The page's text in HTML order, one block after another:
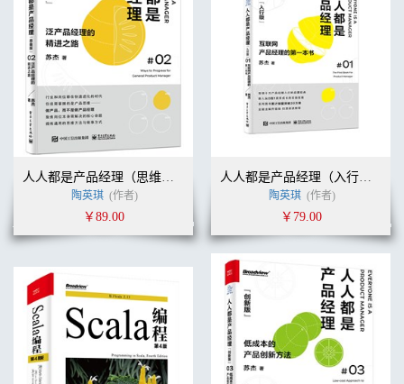
人人都是产品经理（思维版）：泛产品经理的精进之路
陶英琪 (作者)
￥89.00
人人都是产品经理（入行版）：互联网产品经理的第一本书
陶英琪 (作者)
￥79.00